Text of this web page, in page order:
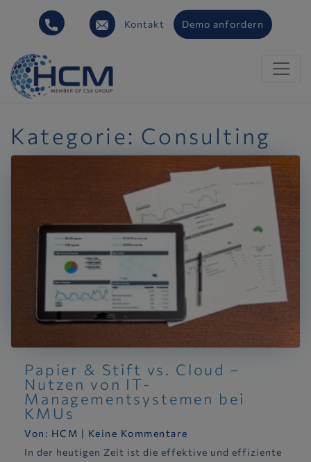
Kontakt Demo anfordern
Kategorie: Consulting
Papier & Stift vs. Cloud –
Nutzen von IT-
Managementsystemen bei
KMUs
Von: HCM | Keine Kommentare
In der heutigen Zeit ist die effektive und effiziente